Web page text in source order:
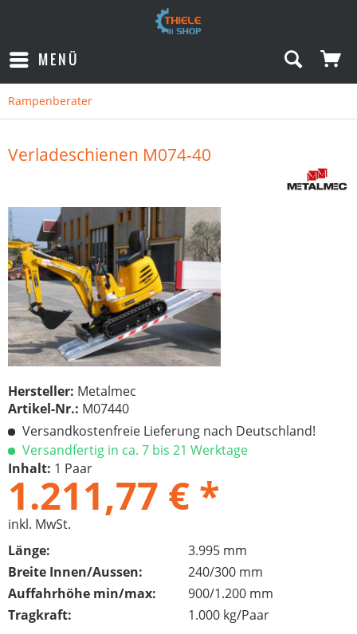
MENÜ
Rampenberater
Verladeschienen M074-40
Hersteller: Metalmec
Artikel-Nr.: M07440
Versandkostenfreie Lieferung nach Deutschland!
Versandfertig in ca. 7 bis 21 Werktage
Inhalt: 1 Paar
1.211,77 € *
inkl. MwSt.
Länge:
3.995 mm
Breite Innen/Aussen:
240/300 mm
Auffahrhöhe min/max:
900/1.200 mm
Tragkraft:
1.000 kg/Paar